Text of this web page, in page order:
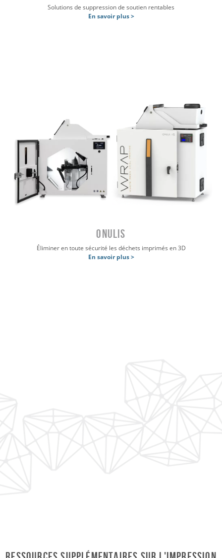
Solutions de suppression de soutien rentables
En savoir plus >
ONULIS
Éliminer en toute sécurité les déchets imprimés en 3D
En savoir plus >